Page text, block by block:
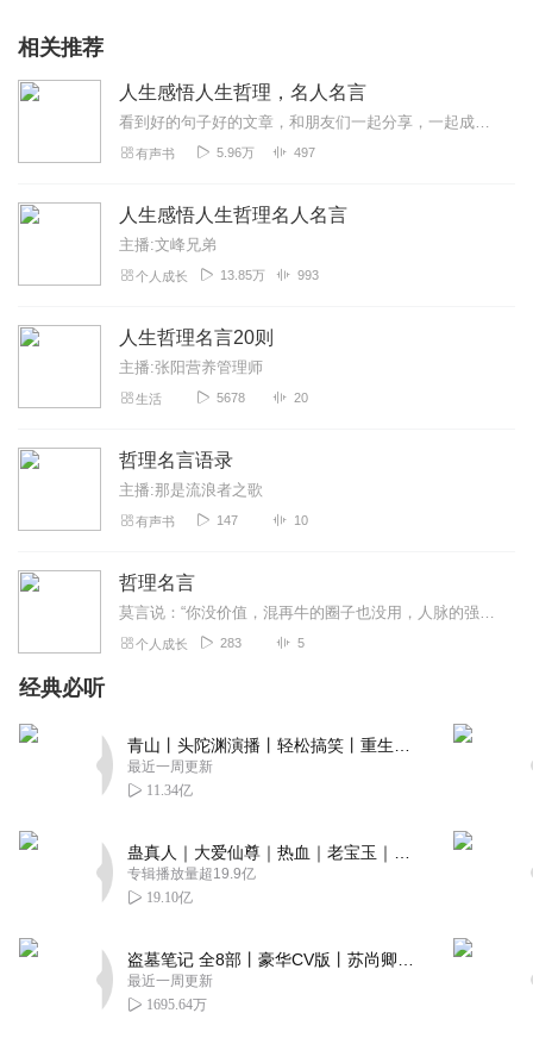
相关推荐
人生感悟人生哲理，名人名言
看到好的句子好的文章，和朋友们一起分享，一起成长，一起进步。
有声书 5.96万 497
人生感悟人生哲理名人名言
主播:文峰兄弟
个人成长 13.85万 993
人生哲理名言20则
主播:张阳营养管理师
生活 5678 20
哲理名言语录
主播:那是流浪者之歌
有声书 147 10
哲理名言
莫言说：“你没价值，混再牛的圈子也没用，人脉的强大，要建立在个人强大的基础上。不要花太多时间，去处理关系，有了价值，有了能力，一切关系都会很顺畅，如果不顺畅，是...
个人成长 283 5
经典必听
最近一周更新
11.34亿
专辑播放量超19.9亿
19.10亿
最近一周更新
1695.64万